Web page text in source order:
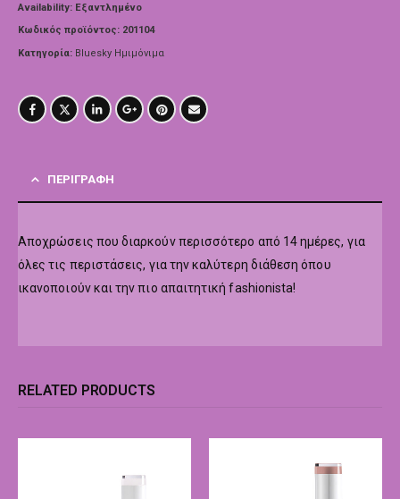
Availability: Εξαντλημένο
Κωδικός προϊόντος: 201104
Κατηγορία: Bluesky Ημιμόνιμα
ΠΕΡΙΓΡΑΦΉ
Αποχρώσεις που διαρκούν περισσότερο από 14 ημέρες, για
όλες τις περιστάσεις, για την καλύτερη διάθεση όπου
ικανοποιούν και την πιο απαιτητική fashionista!
RELATED PRODUCTS